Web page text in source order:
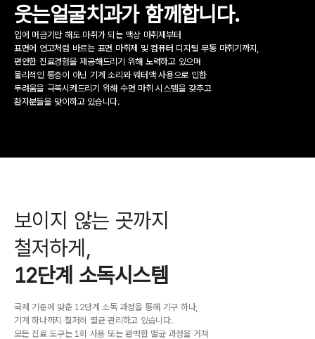
웃는얼굴치과가 함께합니다.
입에 머금기만 해도 마취가 되는 액상 마취제부터
표면에 연고처럼 바르는 표면 마취제 및 컴퓨터 디지털 무통 마취기까지,
편안한 진료경험을 제공해드리기 위해 노력하고 있으며
물리적인 통증이 아닌 기계 소리와 워터액 사용으로 인한
두려움을 극복시켜드리기 위해 수면 마취 시스템을 갖추고
환자분들을 맞이하고 있습니다.
보이지 않는 곳까지
철저하게,
12단계 소독시스템
국제 기준에 맞춘 12단계 소독 과정을 통해 기구 하나,
기계 하나까지 철저히 멸균 관리하고 있습니다.
모든 진료 도구는 1회 사용 또는 완벽한 멸균 과정을 거쳐